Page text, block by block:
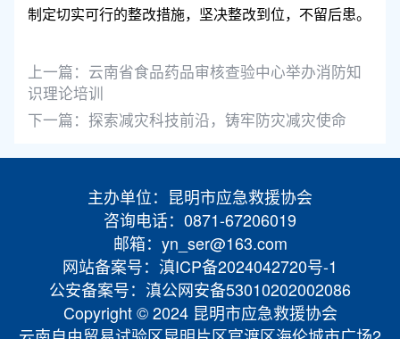
制定切实可行的整改措施，坚决整改到位，不留后患。
上一篇： 云南省食品药品审核查验中心举办消防知
识理论培训
下一篇： 探索减灾科技前沿，铸牢防灾减灾使命
主办单位：昆明市应急救援协会
咨询电话：0871-67206019
邮箱：yn_ser@163.com
网站备案号：滇ICP备2024042720号-1
公安备案号：滇公网安备53010202002086
Copyright © 2024 昆明市应急救援协会